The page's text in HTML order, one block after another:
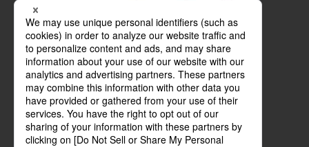
Facebook
YouTube LINE
メールマガジン
動画特設サイト
マイページ